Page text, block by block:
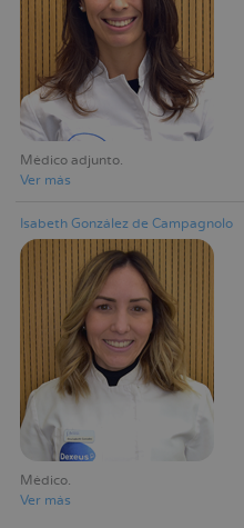
Médico adjunto
Ver más
Isabeth González de Campagnolo
Médico
Ver más